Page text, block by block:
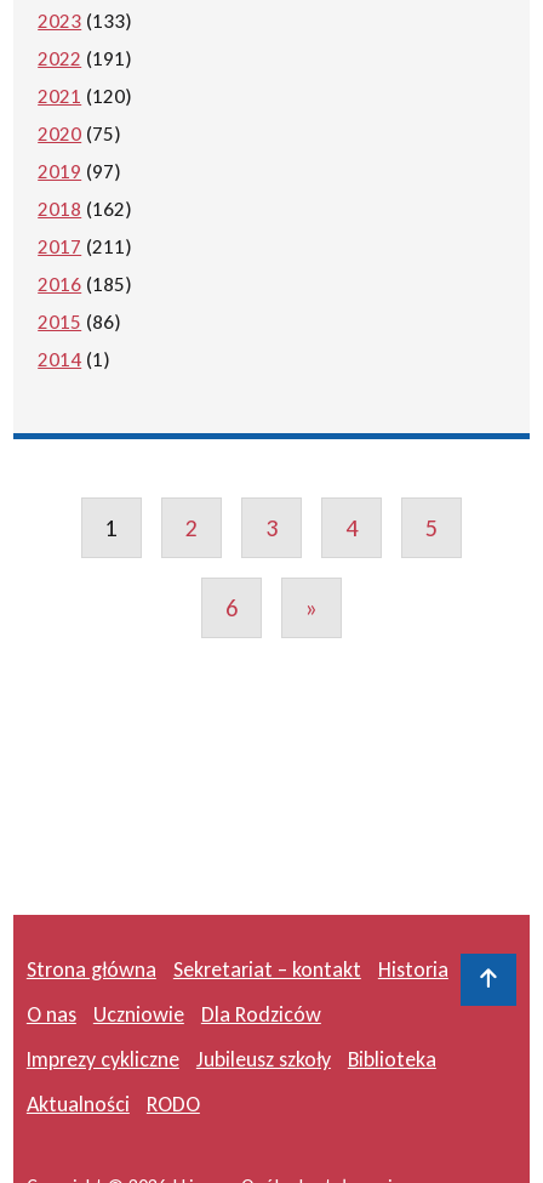
2023 (133)
2022 (191)
2021 (120)
2020 (75)
2019 (97)
2018 (162)
2017 (211)
2016 (185)
2015 (86)
2014 (1)
1 2 3 4 5
6 »
Strona główna Sekretariat – kontakt
Historia
O nas
Uczniowie
Dla Rodziców
Imprezy cykliczne
Jubileusz szkoły
Biblioteka
Aktualności
RODO
Do